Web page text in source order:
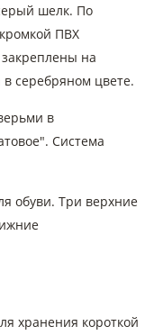
шелк. По
ПВХ
на
серебряном цвете.
в
Система
обуви. Три верхние
хранения короткой